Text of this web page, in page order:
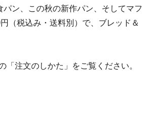
ン、この秋の新作パン、そしてマフ
（税込み・送料別）で、ブレッド＆
注文のしかた」をご覧ください。